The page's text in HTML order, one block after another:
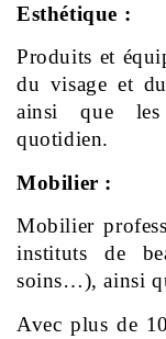
Esthétique :
Produits et
du visage et
ainsi que les
quotidien.
Mobilier :
Mobilier
instituts de
soins…), ainsi
Avec plus de